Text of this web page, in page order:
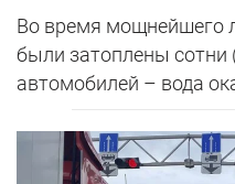
Во время мощнейшего
были затоплены сотни
автомобилей – вода